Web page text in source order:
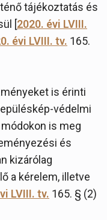
tájékoztatás és
[2020. évi LVIII.
évi LVIII. tv. 165.
is érinti
védelmi
is meg
és
kizárólag
a kérelem, illetve
LVIII. tv. 165. § (2)